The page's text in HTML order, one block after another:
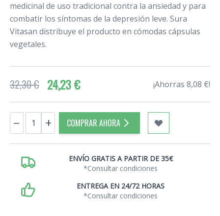
medicinal de uso tradicional contra la ansiedad y para
combatir los síntomas de la depresión leve. Sura
Vitasan distribuye el producto en cómodas cápsulas
vegetales.
32,30 € 24,23 € ¡Ahorras 8,08 €!
Cantidad
− + COMPRAR AHORA
ENVÍO GRATIS A PARTIR DE 35€
*Consultar condiciones
ENTREGA EN 24/72 HORAS
*Consultar condiciones